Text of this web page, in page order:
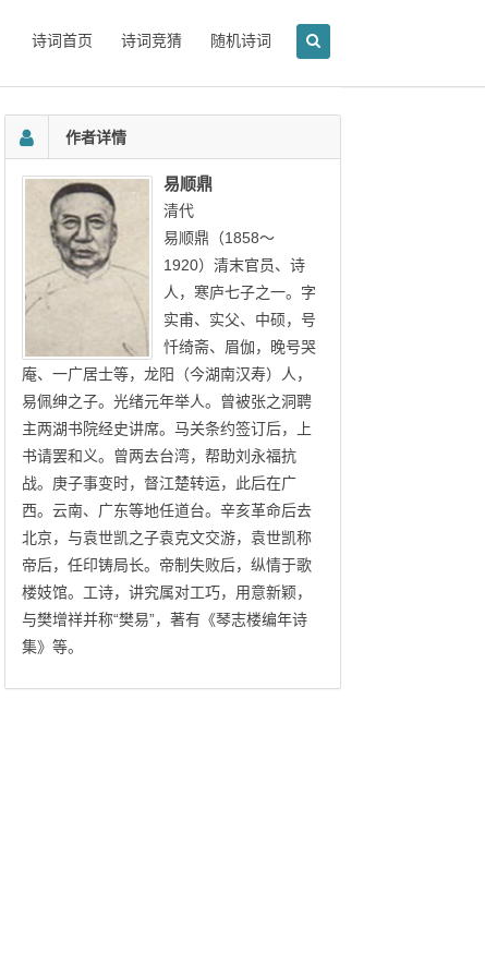
诗词首页 诗词竞猜 随机诗词
作者详情
易顺鼎
清代
易顺鼎（1858～
1920）清末官员、诗
人，寒庐七子之一。字
实甫、实父、中硕，号
忏绮斋、眉伽，晚号哭
庵、一广居士等，龙阳（今湖南汉寿）人，
易佩绅之子。光绪元年举人。曾被张之洞聘
主两湖书院经史讲席。马关条约签订后，上
书请罢和义。曾两去台湾，帮助刘永福抗
战。庚子事变时，督江楚转运，此后在广
西。云南、广东等地任道台。辛亥革命后去
北京，与袁世凯之子袁克文交游，袁世凯称
帝后，任印铸局长。帝制失败后，纵情于歌
楼妓馆。工诗，讲究属对工巧，用意新颖，
与樊增祥并称“樊易”，著有《琴志楼编年诗
集》等。